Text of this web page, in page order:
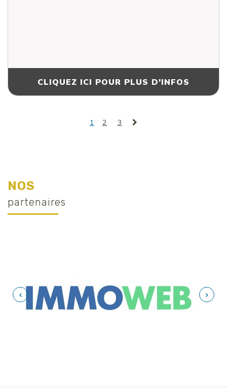
CLIQUEZ ICI POUR PLUS D'INFOS
1 2 3
NOS
partenaires